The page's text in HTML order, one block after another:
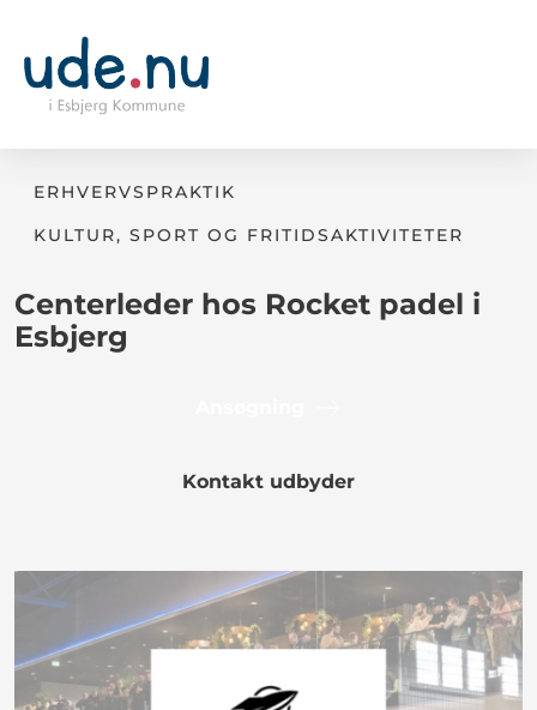
ERHVERVSPRAKTIK
KULTUR, SPORT OG FRITIDSAKTIVITETER
Centerleder hos Rocket padel i
Esbjerg
Kontakt udbyder